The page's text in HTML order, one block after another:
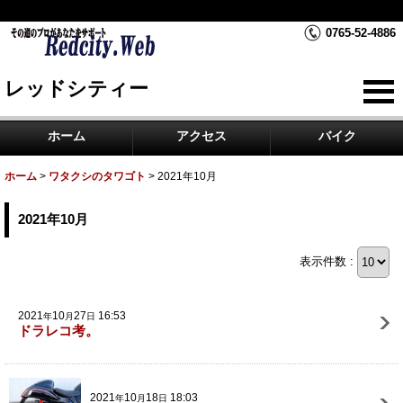
0765-52-4886
レッドシティー
ホーム アクセス バイク
ホーム > ワタクシのタワゴト > 2021年10月
2021年10月
表示件数 :
2021年10月27日 16:53
ドラレコ考。
2021年10月 18日 18:03